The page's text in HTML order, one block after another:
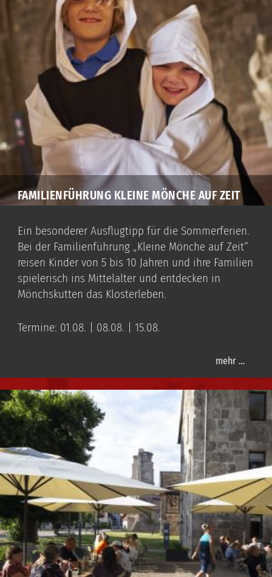
FAMILIENFÜHRUNG KLEINE MÖNCHE AUF ZEIT
Ein besonderer Ausflugtipp für die Sommerferien.
Bei der Familienführung „Kleine Mönche auf Zeit“
reisen Kinder von 5 bis 10 Jahren und ihre Familien
spielerisch ins Mittelalter und entdecken in
Mönchskutten das Klosterleben.
Termine: 01.08. | 08.08. | 15.08.
mehr …